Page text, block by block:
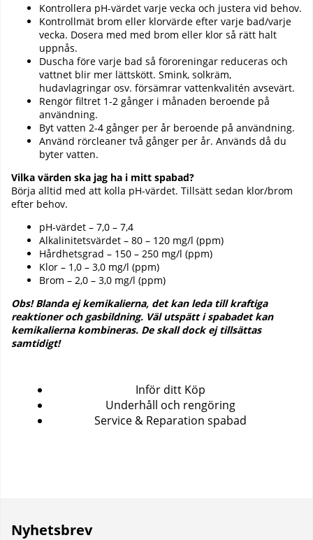
Kontrollera pH-värdet varje vecka och justera vid behov.
Kontrollmät brom eller klorvärde efter varje bad/varje
vecka. Dosera med med brom eller klor så rätt halt
uppnås.
Duscha före varje bad så föroreningar reduceras och
vattnet blir mer lättskött. Smink, solkräm,
hudavlagringar osv. försämrar vattenkvalitén avsevärt.
Rengör filtret 1-2 gånger i månaden beroende på
användning.
Byt vatten 2-4 gånger per år beroende på användning.
Använd rörcleaner två gånger per år. Används då du
byter vatten.
Vilka värden ska jag ha i mitt spabad?
Börja alltid med att kolla pH-värdet. Tillsätt sedan klor/brom
efter behov.
pH-värdet – 7,0 – 7,4
Alkalinitetsvärdet – 80 – 120 mg/l (ppm)
Hårdhetsgrad – 150 – 250 mg/l (ppm)
Klor – 1,0 – 3,0 mg/l (ppm)
Brom – 2,0 – 3,0 mg/l (ppm)
Obs! Blanda ej kemikalierna, det kan leda till kraftiga
reaktioner och gasbildning. Väl utspätt i spabadet kan
kemikalierna kombineras. De skall dock ej tillsättas
samtidigt!
Produkter
Inför ditt Köp
Underhåll och rengöring
Service & Reparation spabad
Nyhetsbrev